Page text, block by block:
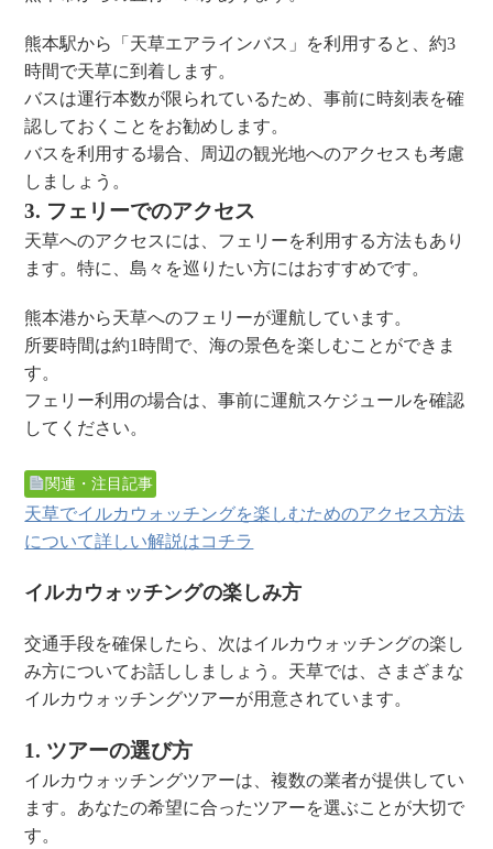
熊本駅から「天草エアラインバス」を利用すると、約3
時間で天草に到着します。
バスは運行本数が限られているため、事前に時刻表を確
認しておくことをお勧めします。
バスを利用する場合、周辺の観光地へのアクセスも考慮
しましょう。
3. フェリーでのアクセス
天草へのアクセスには、フェリーを利用する方法もあり
ます。特に、島々を巡りたい方にはおすすめです。
熊本港から天草へのフェリーが運航しています。
所要時間は約1時間で、海の景色を楽しむことができま
す。
フェリー利用の場合は、事前に運航スケジュールを確認
してください。
関連・注目記事
天草でイルカウォッチングを楽しむためのアクセス方法
について詳しい解説はコチラ
イルカウォッチングの楽しみ方
交通手段を確保したら、次はイルカウォッチングの楽し
み方についてお話ししましょう。天草では、さまざまな
イルカウォッチングツアーが用意されています。
1. ツアーの選び方
イルカウォッチングツアーは、複数の業者が提供してい
ます。あなたの希望に合ったツアーを選ぶことが大切で
す。